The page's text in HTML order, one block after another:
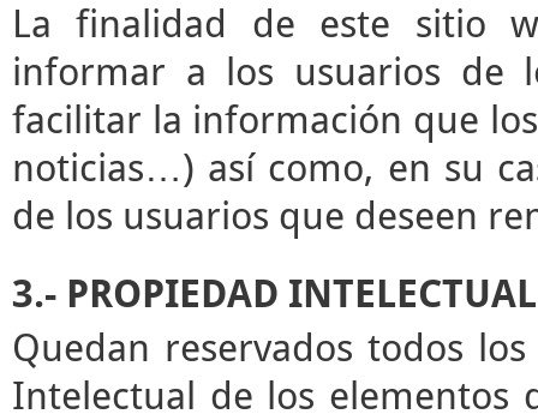
La finalidad de este sitio
informar a los usuarios de
facilitar la información que
noticias…) así como, en su
de los usuarios que deseen
3.- PROPIEDAD
Quedan reservados todos
Intelectual de los elementos